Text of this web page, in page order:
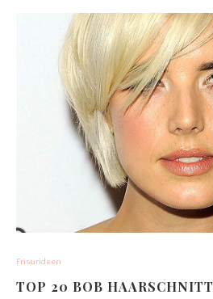
Frisurideen
TOP 20 BOB HAARSCHNITT